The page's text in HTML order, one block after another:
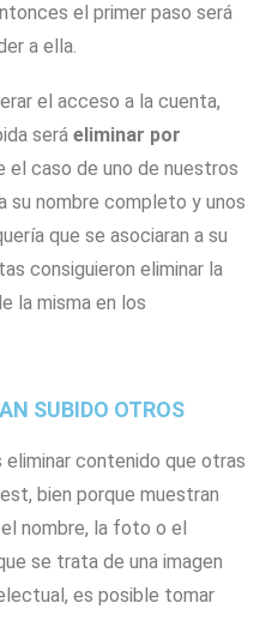
el primer paso será
a ella.
el acceso a la cuenta,
será eliminar por
el caso de uno de nuestros
su nombre completo y unos
que se asociaran a su
consiguieron eliminar la
la misma en los
SUBIDO OTROS
contenido que otras
bien porque muestran
nombre, la foto o el
se trata de una imagen
es posible tomar